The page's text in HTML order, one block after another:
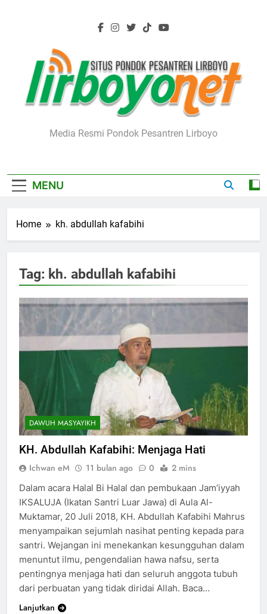
Lirboyo.net
Media Resmi Pondok Pesantren Lirboyo
MENU
Home kh. abdullah kafabihi
Tag: kh. abdullah kafabihi
DAWUH MASYAYIKH
KH. Abdullah Kafabihi: Menjaga Hati
Ichwan eM 11 bulan ago 0 2 mins
Dalam acara Halal Bi Halal dan pembukaan Jam’iyyah
IKSALUJA (Ikatan Santri Luar Jawa) di Aula Al-
Muktamar, 20 Juli 2018, KH. Abdullah Kafabihi Mahrus
menyampaikan sejumlah nasihat penting kepada para
santri. Wejangan ini menekankan kesungguhan dalam
menuntut ilmu, pengendalian hawa nafsu, serta
pentingnya menjaga hati dan seluruh anggota tubuh
dari perbuatan yang tidak diridai Allah. Baca…
Lanjutkan